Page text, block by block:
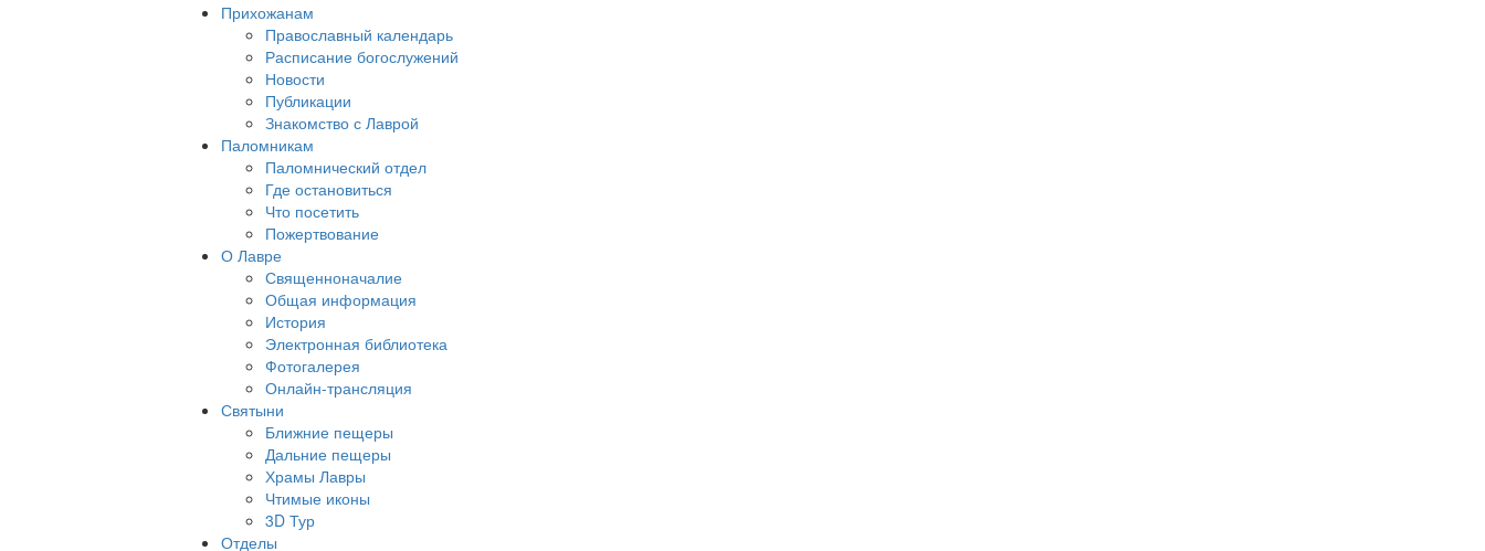
Прихожанам
Православный календарь
Расписание богослужений
Новости
Публикации
Знакомство с Лаврой
Паломникам
Паломнический отдел
Где остановиться
Что посетить
Пожертвование
О Лавре
Священноначалие
Общая информация
История
Электронная библиотека
Фотогалерея
Онлайн-трансляция
Святыни
Ближние пещеры
Дальние пещеры
Храмы Лавры
Чтимые иконы
3D Тур
Отделы